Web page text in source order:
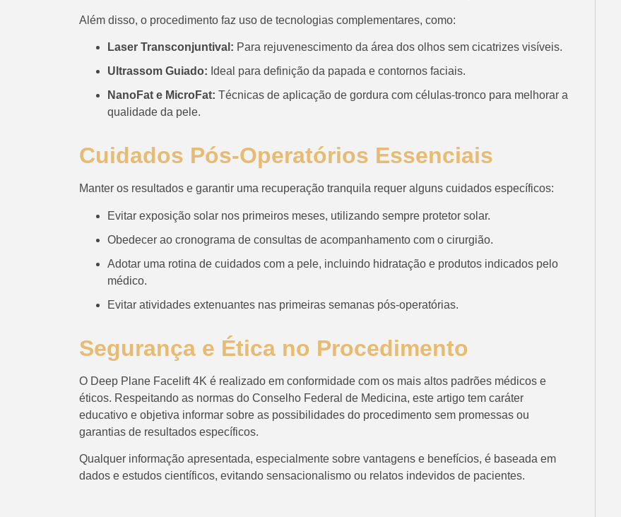
Além disso, o procedimento faz uso de tecnologias complementares, como:
Laser Transconjuntival: Para rejuvenescimento da área dos olhos sem cicatrizes visíveis.
Ultrassom Guiado: Ideal para definição da papada e contornos faciais.
NanoFat e MicroFat: Técnicas de aplicação de gordura com células-tronco para melhorar a
qualidade da pele.
Cuidados Pós-Operatórios Essenciais
Manter os resultados e garantir uma recuperação tranquila requer alguns cuidados específicos:
Evitar exposição solar nos primeiros meses, utilizando sempre protetor solar.
Obedecer ao cronograma de consultas de acompanhamento com o cirurgião.
Adotar uma rotina de cuidados com a pele, incluindo hidratação e produtos indicados pelo
médico.
Evitar atividades extenuantes nas primeiras semanas pós-operatórias.
Segurança e Ética no Procedimento
O Deep Plane Facelift 4K é realizado em conformidade com os mais altos padrões médicos e
éticos. Respeitando as normas do Conselho Federal de Medicina, este artigo tem caráter
educativo e objetiva informar sobre as possibilidades do procedimento sem promessas ou
garantias de resultados específicos.
Qualquer informação apresentada, especialmente sobre vantagens e benefícios, é baseada em
dados e estudos científicos, evitando sensacionalismo ou relatos indevidos de pacientes.